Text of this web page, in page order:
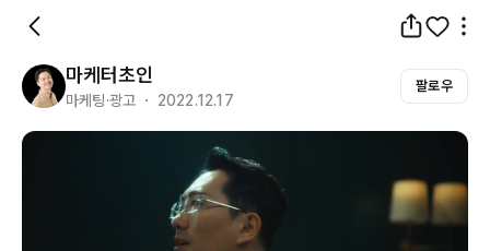
마케터초인
마케팅·광고 ・ 2022.12.17
팔로우